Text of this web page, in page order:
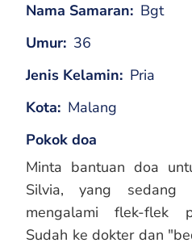
Nama Samaran
Bgt
Umur 36
Jenis Kelamin
Pria
Kota
Malang
Pokok doa
Minta bantuan doa
Silvia, yang sedang
mengalami flek-flek
Sudah ke dokter dan